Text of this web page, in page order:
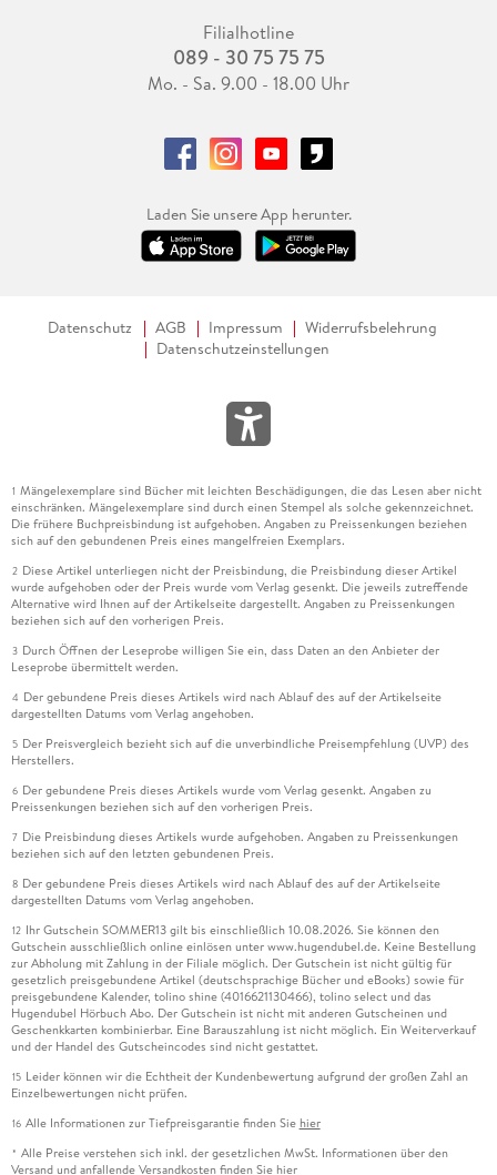
Filialhotline
089 - 30 75 75 75
Mo. - Sa. 9.00 - 18.00 Uhr
Laden Sie unsere App herunter.
Datenschutz AGB Impressum
Widerrufsbelehrung
Datenschutzeinstellungen
1 Mängelexemplare sind Bücher mit leichten Beschädigungen, die das Lesen aber nicht
einschränken. Mängelexemplare sind durch einen Stempel als solche gekennzeichnet.
Die frühere Buchpreisbindung ist aufgehoben. Angaben zu Preissenkungen beziehen
sich auf den gebundenen Preis eines mangelfreien Exemplars.
2 Diese Artikel unterliegen nicht der Preisbindung, die Preisbindung dieser Artikel
wurde aufgehoben oder der Preis wurde vom Verlag gesenkt. Die jeweils zutreffende
Alternative wird Ihnen auf der Artikelseite dargestellt. Angaben zu Preissenkungen
beziehen sich auf den vorherigen Preis.
3 Durch Öffnen der Leseprobe willigen Sie ein, dass Daten an den Anbieter der
Leseprobe übermittelt werden.
4 Der gebundene Preis dieses Artikels wird nach Ablauf des auf der Artikelseite
dargestellten Datums vom Verlag angehoben.
5 Der Preisvergleich bezieht sich auf die unverbindliche Preisempfehlung (UVP) des
Herstellers.
6 Der gebundene Preis dieses Artikels wurde vom Verlag gesenkt. Angaben zu
Preissenkungen beziehen sich auf den vorherigen Preis.
7 Die Preisbindung dieses Artikels wurde aufgehoben. Angaben zu Preissenkungen
beziehen sich auf den letzten gebundenen Preis.
8 Der gebundene Preis dieses Artikels wird nach Ablauf des auf der Artikelseite
dargestellten Datums vom Verlag angehoben.
12 Ihr Gutschein SOMMER13 gilt bis einschließlich 10.08.2026. Sie können den
Gutschein ausschließlich online einlösen unter www.hugendubel.de. Keine Bestellung
zur Abholung mit Zahlung in der Filiale möglich. Der Gutschein ist nicht gültig für
gesetzlich preisgebundene Artikel (deutschsprachige Bücher und eBooks) sowie für
preisgebundene Kalender, tolino shine (4016621130466), tolino select und das
Hugendubel Hörbuch Abo. Der Gutschein ist nicht mit anderen Gutscheinen und
Geschenkkarten kombinierbar. Eine Barauszahlung ist nicht möglich. Ein Weiterverkauf
und der Handel des Gutscheincodes sind nicht gestattet.
15 Leider können wir die Echtheit der Kundenbewertung aufgrund der großen Zahl an
Einzelbewertungen nicht prüfen.
16 Alle Informationen zur Tiefpreisgarantie finden Sie hier
* Alle Preise verstehen sich inkl. der gesetzlichen MwSt. Informationen über den
Versand und anfallende Versandkosten finden Sie hier